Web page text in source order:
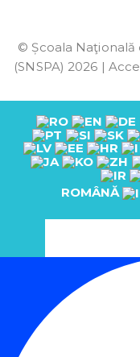
© Școala Naţională
(SNSPA) 2026 |
ROMÂNĂ